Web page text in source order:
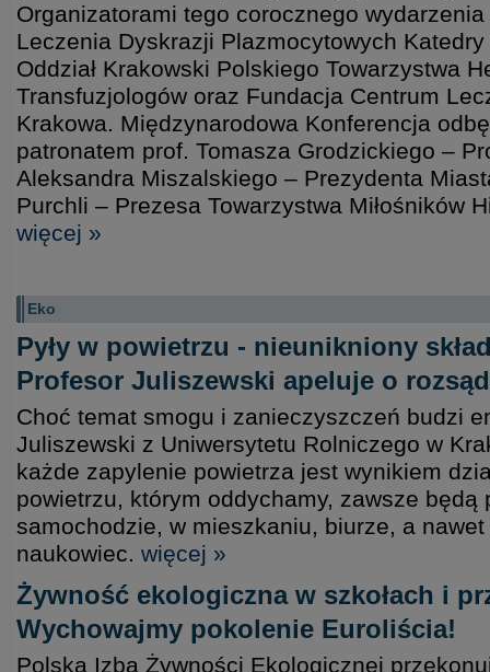
Organizatorami tego corocznego
Leczenia Dyskrazji Plazmocytowych
Oddział Krakowski Polskiego Towarzystwa
Transfuzjologów oraz Fundacja Centrum
Krakowa. Międzynarodowa Konferencja
patronatem prof. Tomasza Grodzickiego –
Aleksandra Miszalskiego – Prezydenta
Purchli – Prezesa Towarzystwa Miłośników
więcej »
Eko
Pyły w powietrzu - nieunikniony
Profesor Juliszewski apeluje o
Choć temat smogu i zanieczyszczeń budzi
Juliszewski z Uniwersytetu Rolniczego w
każde zapylenie powietrza jest wynikiem
powietrzu, którym oddychamy, zawsze będą
samochodzie, w mieszkaniu, biurze, a
naukowiec. więcej »
Żywność ekologiczna w szkołach i
Wychowajmy pokolenie Euroliścia!
Polska Izba Żywności Ekologicznej